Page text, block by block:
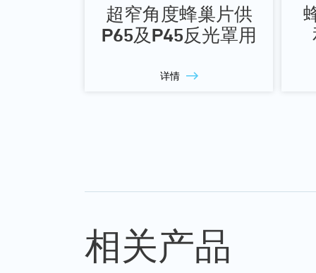
超窄角度蜂巢片供
P65及P45反光罩用
详情
相关产品